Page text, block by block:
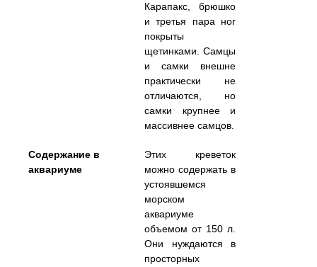
Карапакс, брюшко
и третья пара ног
покрыты
щетинками. Самцы
и самки внешне
практически не
отличаются, но
самки крупнее и
массивнее самцов.
Содержание в
аквариуме
Этих креветок
можно содержать в
устоявшемся
морском
аквариуме
объемом от 150 л.
Они нуждаются в
просторных